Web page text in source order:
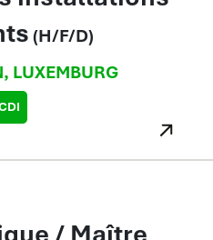
(H/F/D)
, LUXEMBURG